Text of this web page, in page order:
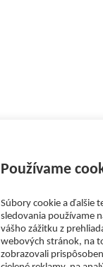
Používame
Súbory cookie a ďalšie
sledovania používame
vášho zážitku z
webových stránok, na
zobrazovali